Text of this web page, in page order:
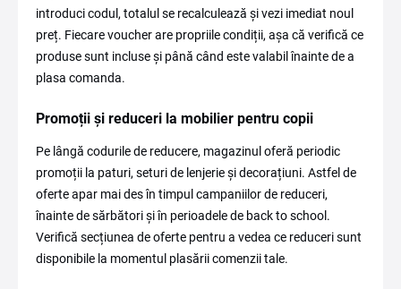
introduci codul, totalul se recalculează și vezi imediat noul
preț. Fiecare voucher are propriile condiții, așa că verifică ce
produse sunt incluse și până când este valabil înainte de a
plasa comanda.
Promoții și reduceri la mobilier pentru copii
Pe lângă codurile de reducere, magazinul oferă periodic
promoții la paturi, seturi de lenjerie și decorațiuni. Astfel de
oferte apar mai des în timpul campaniilor de reduceri,
înainte de sărbători și în perioadele de back to school.
Verifică secțiunea de oferte pentru a vedea ce reduceri sunt
disponibile la momentul plasării comenzii tale.